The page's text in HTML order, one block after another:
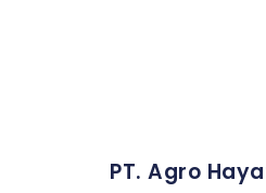
PT. Agro